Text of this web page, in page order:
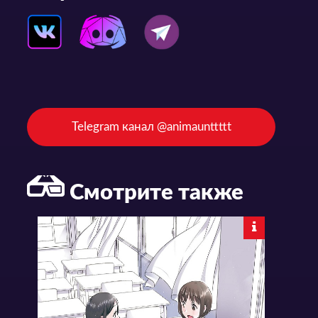
Telegram канал @animaunttttt
Смотрите также